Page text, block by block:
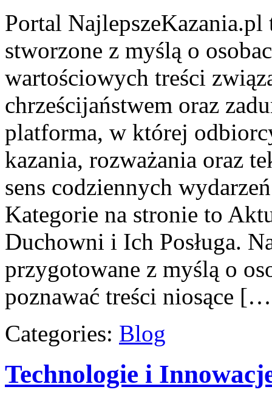
Portal
stworzone z myślą o
wartościowych treści
chrześcijaństwem oraz
platforma, w której
kazania, rozważania oraz
sens codziennych
Kategorie na stronie to
Duchowni i Ich Posługa.
przygotowane z myślą o
poznawać treści niosące
Categories: Blog
Technologie i